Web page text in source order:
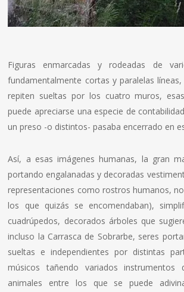
Figuras enmarcadas y rodeadas de
fundamentalmente cortas y paralelas
repiten sueltas por los cuatro muros,
puede apreciarse una especie de
un preso -o distintos- pasaba encerrado en
Así, a esas imágenes humanas, la gran
portando engalanadas y decoradas
representaciones como rostros humanos,
los que quizás se encomendaban),
cuadrúpedos, decorados árboles que
incluso la Carrasca de Sobrarbe, seres
sueltas e independientes por distintas
músicos tañendo variados instrumentos
animales entre los que se puede